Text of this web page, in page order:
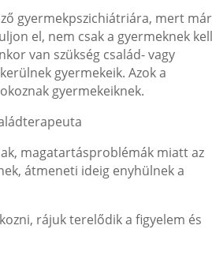
gyermekpszichiátriára, mert már
el, nem csak a gyermeknek kell
van szükség család- vagy
gyermekeik. Azok a
gyermekeiknek.
magatartásproblémák miatt az
átmeneti ideig enyhülnek a
rájuk terelődik a figyelem és